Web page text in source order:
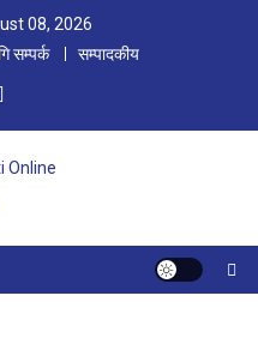
08, 2026
सम्पर्क सम्पादकीय